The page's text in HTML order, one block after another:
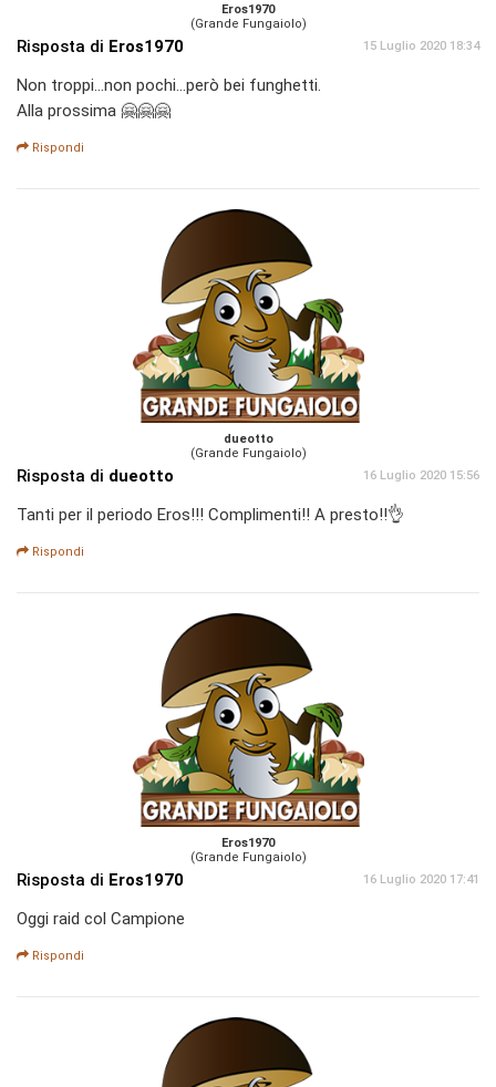
Eros1970
(Grande Fungaiolo)
Risposta di Eros1970 15 Luglio 2020 18:34
Non troppi...non pochi...però bei funghetti.
Alla prossima 🤗🤗🤗
Rispondi
dueotto
(Grande Fungaiolo)
Risposta di dueotto 16 Luglio 2020 15:56
Tanti per il periodo Eros!!! Complimenti!! A presto!!👌
Rispondi
Eros1970
(Grande Fungaiolo)
Risposta di Eros1970 16 Luglio 2020 17:41
Oggi raid col Campione
Rispondi